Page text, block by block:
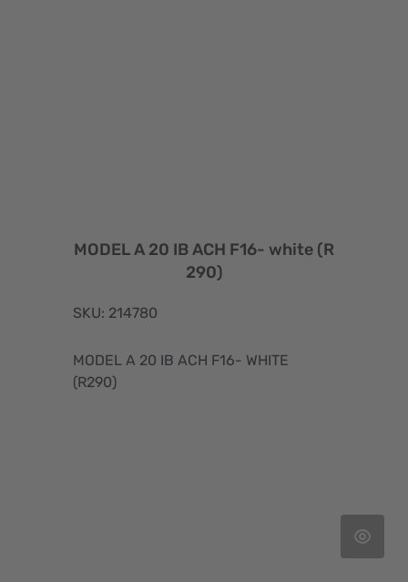
MODEL A 20 IB ACH F16- white (R
290)
SKU: 214780
MODEL A 20 IB ACH F16- WHITE
(R290)